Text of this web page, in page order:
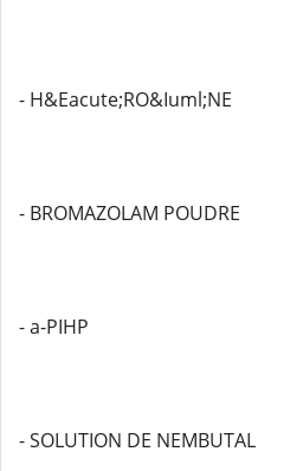
- H&Eacute;RO&Iuml;NE
- BROMAZOLAM POUDRE
- a-PIHP
- SOLUTION DE NEMBUTAL